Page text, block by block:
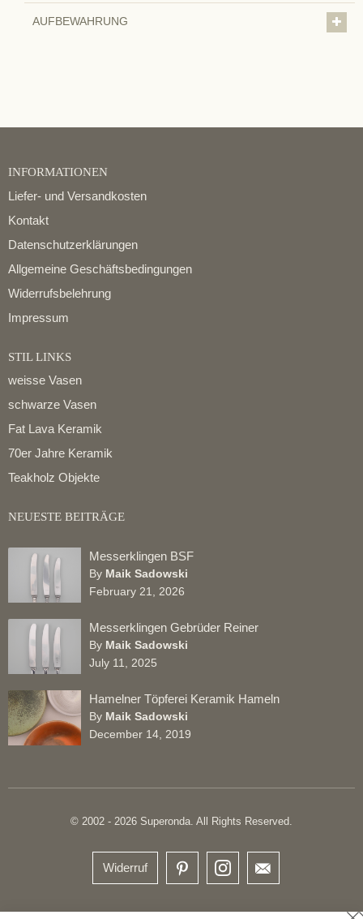
AUFBEWAHRUNG
INFORMATIONEN
Liefer- und Versandkosten
Kontakt
Datenschutzerklärungen
Allgemeine Geschäftsbedingungen
Widerrufsbelehrung
Impressum
STIL LINKS
weisse Vasen
schwarze Vasen
Fat Lava Keramik
70er Jahre Keramik
Teakholz Objekte
NEUESTE BEITRÄGE
Messerklingen BSF
By Maik Sadowski
February 21, 2026
Messerklingen Gebrüder Reiner
By Maik Sadowski
July 11, 2025
Hamelner Töpferei Keramik Hameln
By Maik Sadowski
December 14, 2019
© 2002 - 2026 Superonda. All Rights Reserved.
Widerruf